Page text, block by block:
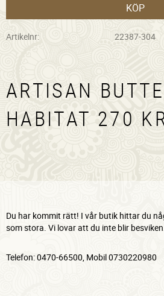
KÖP
Artikelnr 22387-304
ARTISAN
HABITAT 270
Du har kommit rätt! I vår butik hittar du
som stora. Vi lovar att du inte blir
Telefon: 0470-66500, Mobil 0730220980